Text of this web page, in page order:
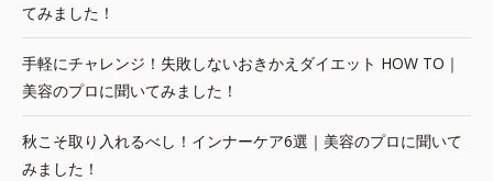
てみました！
手軽にチャレンジ！失敗しないおきかえダイエット HOW TO｜
美容のプロに聞いてみました！
秋こそ取り入れるべし！インナーケア6選｜美容のプロに聞いて
みました！